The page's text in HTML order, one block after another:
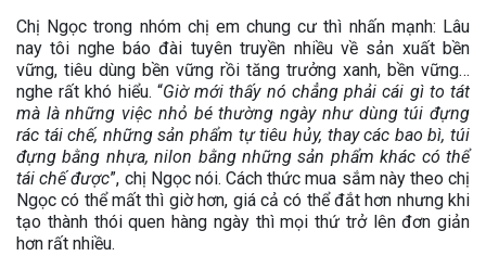
Chị Ngọc trong nhóm chị em chung cư thì nhấn mạnh: Lâu
nay tôi nghe báo đài tuyên truyền nhiều về sản xuất bền
vững, tiêu dùng bền vững rồi tăng trưởng xanh, bền vững…
nghe rất khó hiểu. “Giờ mới thấy nó chẳng phải cái gì to tát
mà là những việc nhỏ bé thường ngày như dùng túi đựng
rác tái chế, những sản phẩm tự tiêu hủy, thay các bao bì, túi
đựng bằng nhựa, nilon bằng những sản phẩm khác có thể
tái chế được”, chị Ngọc nói. Cách thức mua sắm này theo chị
Ngọc có thể mất thì giờ hơn, giá cả có thể đắt hơn nhưng khi
tạo thành thói quen hàng ngày thì mọi thứ trở lên đơn giản
hơn rất nhiều.